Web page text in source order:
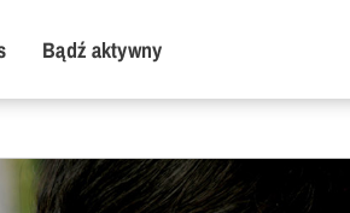
Bądź aktywny